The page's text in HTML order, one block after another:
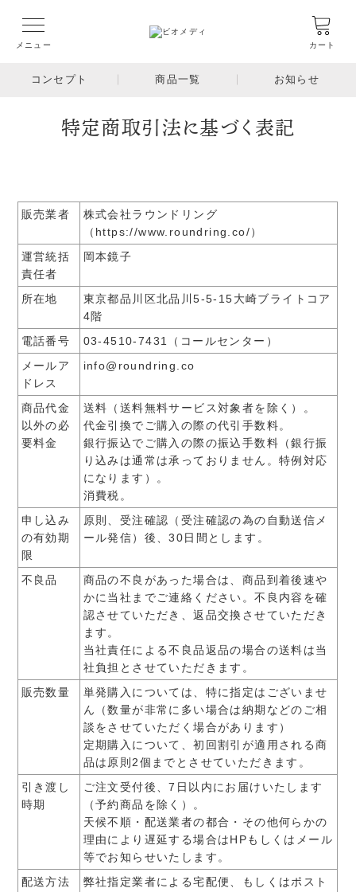
メニュー カート
コンセプト 商品一覧 お知らせ
特定商取引法に基づく表記
販売業者
株式会社ラウンドリング
（https://www.roundring.co/）
運営統括
責任者
岡本鏡子
所在地
東京都品川区北品川5-5-15大崎ブライトコア
4階
電話番号
03-4510-7431（コールセンター）
メールア
ドレス
info@roundring.co
商品代金
以外の必
要料金
送料（送料無料サービス対象者を除く）。
代金引換でご購入の際の代引手数料。
銀行振込でご購入の際の振込手数料（銀行振
り込みは通常は承っておりません。特例対応
になります）。
消費税。
申し込み
の有効期
限
原則、受注確認（受注確認の為の自動送信メ
ール発信）後、30日間とします。
不良品
商品の不良があった場合は、商品到着後速や
かに当社までご連絡ください。不良内容を確
認させていただき、返品交換させていただき
ます。
当社責任による不良品返品の場合の送料は当
社負担とさせていただきます。
販売数量
単発購入については、特に指定はございませ
ん（数量が非常に多い場合は納期などのご相
談をさせていただく場合があります）
定期購入について、初回割引が適用される商
品は原則2個までとさせていただきます。
引き渡し
時期
ご注文受付後、7日以内にお届けいたします
（予約商品を除く）。
天候不順・配送業者の都合・その他何らかの
理由により遅延する場合はHPもしくはメール
等でお知らせいたします。
配送方法
​弊社指定業者による宅配便、もしくはポスト